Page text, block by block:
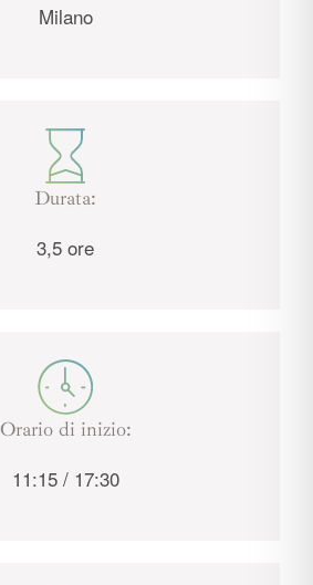
Milano
Durata:
3,5 ore
Orario di inizio:
11:15 / 17:30